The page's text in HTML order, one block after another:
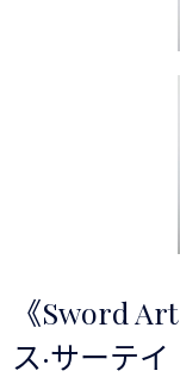
《Sword
ス·サーテイ